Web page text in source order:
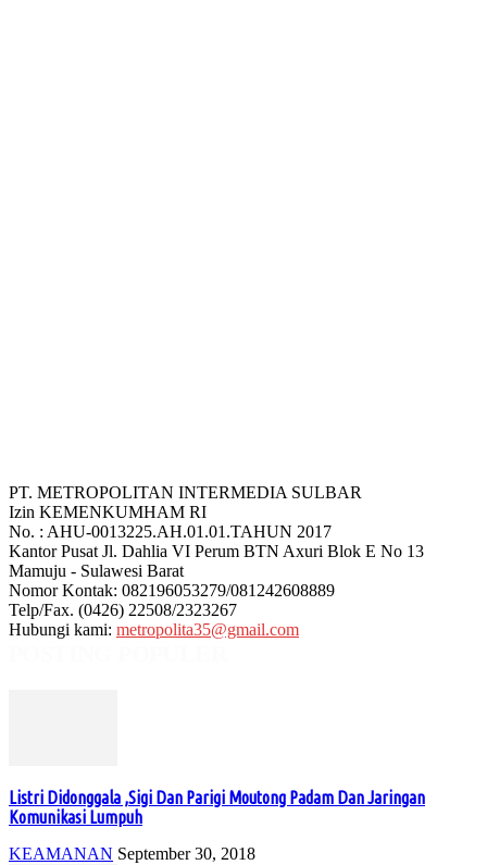
PT. METROPOLITAN INTERMEDIA SULBAR
Izin KEMENKUMHAM RI
No. : AHU-0013225.AH.01.01.TAHUN 2017
Kantor Pusat Jl. Dahlia VI Perum BTN Axuri Blok E No 13
Mamuju - Sulawesi Barat
Nomor Kontak: 082196053279/081242608889
Telp/Fax. (0426) 22508/2323267
Hubungi kami: metropolita35@gmail.com
Listri Didonggala ,Sigi Dan Parigi Moutong Padam Dan Jaringan
Komunikasi Lumpuh
KEAMANAN September 30, 2018